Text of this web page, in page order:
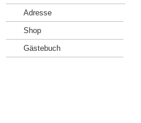
Adresse
Shop
Gästebuch